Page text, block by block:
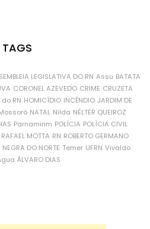
TAGS
LEGISLATIVA DO RN Assu BATATA
CORONEL AZEVEDO CRIME CRUZETA
RN HOMICÍDIO INCÊNDIO JARDIM DE
NATAL Nilda NÉLTER QUEIROZ
Parnamirim POLÍCIA POLÍCIA CIVIL
RAFAEL MOTTA RN ROBERTO GERMANO
NEGRA DO NORTE Temer UFRN Vivaldo
ÁLVARO DIAS